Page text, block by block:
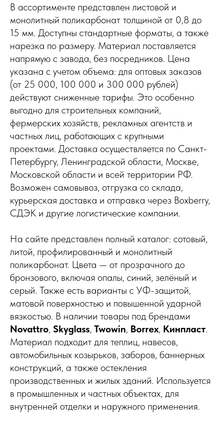
В ассортименте представлен листовой и
монолитный поликарбонат толщиной от 0,8 до
15 мм. Доступны стандартные форматы, а также
нарезка по размеру. Материал поставляется
напрямую с завода, без посредников. Цена
указана с учетом объема: для оптовых заказов
(от 25 000, 100 000 и 300 000 рублей)
действуют сниженные тарифы. Это особенно
выгодно для строительных компаний,
фермерских хозяйств, рекламных агентств и
частных лиц, работающих с крупными
проектами. Доставка осуществляется по Санкт-
Петербургу, Ленинградской области, Москве,
Московской области и всей территории РФ.
Возможен самовывоз, отгрузка со склада,
курьерская доставка и отправка через Boxberry,
СДЭК и другие логистические компании.
На сайте представлен полный каталог: сотовый,
литой, профилированный и монолитный
поликарбонат. Цвета — от прозрачного до
бронзового, включая опалы, синий, зелёный и
серый. Также есть варианты с УФ-защитой,
матовой поверхностью и повышенной ударной
вязкостью. В наличии товары под брендами
Novattro, Skyglass, Twowin, Borrex, Кинпласт.
Материал подходит для теплиц, навесов,
автомобильных козырьков, заборов, баннерных
конструкций, а также остекления
производственных и жилых зданий. Используется
в промышленных и частных объектах, для
внутренней отделки и наружного применения.